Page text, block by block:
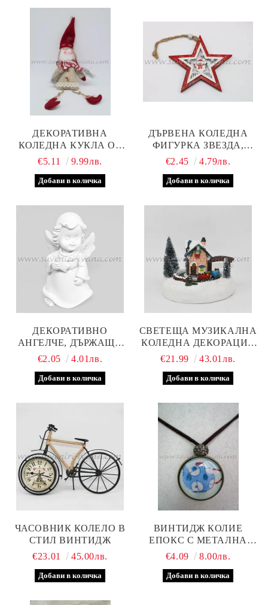
ДЕКОРАТИВНА
КОЛЕДНА КУКЛА ОТ
ТЕКСТИЛ, МОМИЧЕНЦЕ
€5.11 9.99лв.
ДЪРВЕНА КОЛЕДНА
ФИГУРКА ЗВЕЗДА,
МОДЕЛ ДВЕ
€2.45 4.79лв.
ДЕКОРАТИВНО
АНГЕЛЧЕ, ДЪРЖАЩО
ЗВЕЗДА 6,0 Х 3,5 СМ
€2.05 4.01лв.
СВЕТЕЩА МУЗИКАЛНА
КОЛЕДНА ДЕКОРАЦИЯ
С ВЪРТЯЩ СЕ
€21.99 43.01лв.
ЧАСОВНИК КОЛЕЛО В
СТИЛ ВИНТИДЖ
€23.01
45.00лв.
ВИНТИДЖ КОЛИЕ
ЕПОКС С МЕТАЛНА
ОСНОВА И МЪНИСТО С
€4.09 8.00лв.